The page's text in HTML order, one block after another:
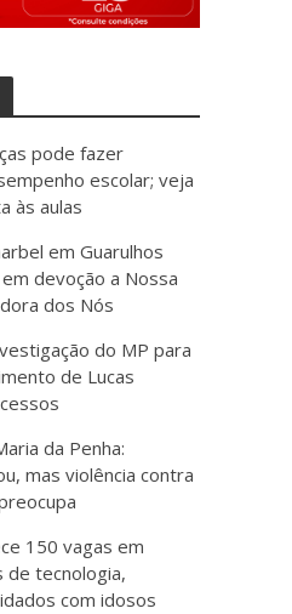
pode fazer
escolar; veja
às aulas
em Guarulhos
devoção a Nossa
dos Nós
do MP para
de Lucas
da Penha:
mas violência contra
150 vagas em
tecnologia,
com idosos